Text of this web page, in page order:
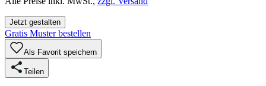
Jetzt gestalten
Gratis Muster bestellen
Als Favorit speichern
Teilen